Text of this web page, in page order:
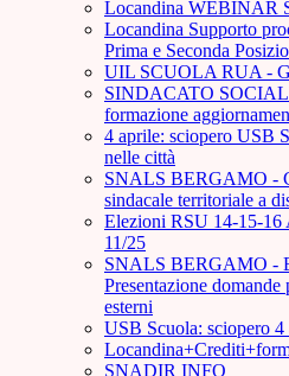
Locandina WEBINAR
Locandina Supporto
Prima e Seconda
UIL SCUOLA RUA -
SINDACATO
formazione
4 aprile: sciopero USB
nelle città
SNALS BERGAMO -
sindacale territoriale a
Elezioni RSU 14-15-16
11/25
SNALS BERGAMO -
Presentazione
esterni
USB Scuola: sciopero
SNADIR INFO